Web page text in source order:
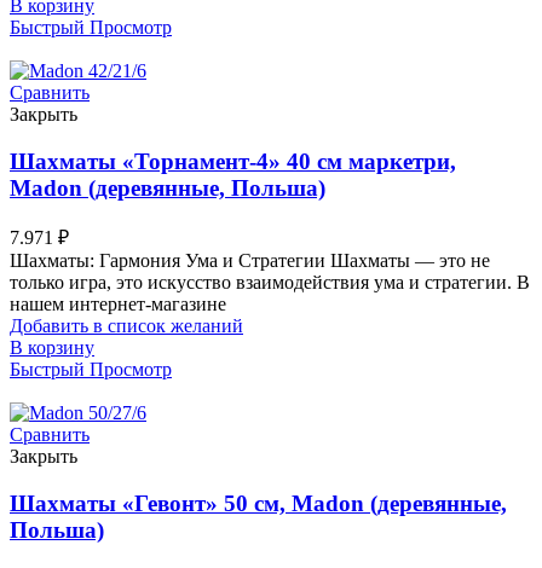
В корзину
Быстрый Просмотр
Сравнить
Закрыть
Шахматы «Торнамент-4» 40 см маркетри,
Madon (деревянные, Польша)
7.971 ₽
Шахматы: Гармония Ума и Стратегии Шахматы — это не
только игра, это искусство взаимодействия ума и стратегии. В
нашем интернет-магазине
Добавить в список желаний
В корзину
Быстрый Просмотр
Сравнить
Закрыть
Шахматы «Гевонт» 50 см, Madon (деревянные,
Польша)